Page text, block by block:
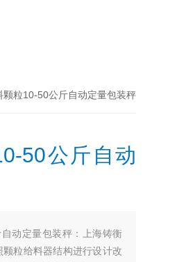
颗粒10-50公斤自动定量包装秤
50公斤自动
动定量包装秤：上海铸衡
粒给料器结构进行设计改